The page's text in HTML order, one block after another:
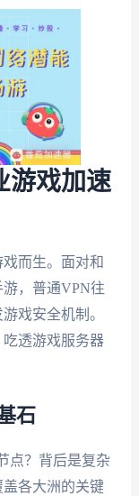
游戏加速
而生。面对和
，普通VPN往
戏安全机制。
透游戏服务器
石
点？背后是复杂
各大洲的关键